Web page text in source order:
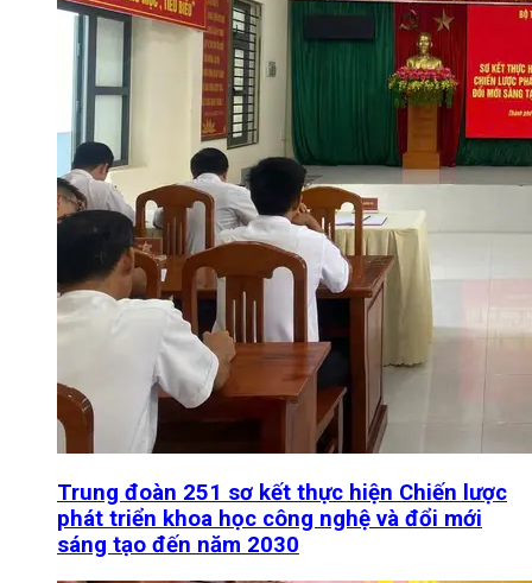
Trung đoàn 251 sơ kết thực hiện Chiến lược
phát triển khoa học công nghệ và đổi mới
sáng tạo đến năm 2030